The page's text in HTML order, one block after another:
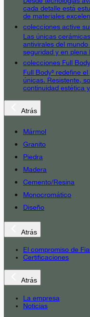
cada detalle está
de materiales
colecciones active
Las únicas
antivirales del
seguridad y en plena
colecciones Full
Full Body³ redefine
únicas. Resistente,
continuidad estética
Atrás
Mármol
Granito
Piedra
Madera
Cemento/Resina
Monocromático
Diseño
Atrás
El compromiso de
Certificaciones
Atrás
La empresa
Noticias